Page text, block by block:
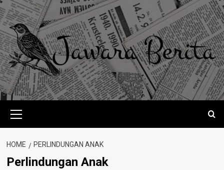
Skip
to
content
Menu
HOME PERLINDUNGAN ANAK
Perlindungan Anak